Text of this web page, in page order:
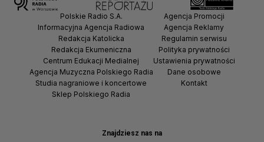
Znajdziesz nas na
Polskie Radio S.A.
Informacyjna Agencja Radiowa
Redakcja Katolicka
Redakcja Ekumeniczna
Centrum Edukacji Medialnej
Agencja Muzyczna Polskiego Radia
Studia nagraniowe i koncertowe
Sklep Polskiego Radia
Agencja Promocji
Agencja Reklamy
Regulamin serwisu
Polityka prywatności
Ustawienia prywatności
Dane osobowe
Kontakt